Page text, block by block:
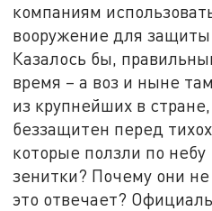
компаниям
вооружение для защиты
Казалось бы,
время – а воз и ныне
из крупнейших в
беззащитен перед
которые ползли по
зенитки? Почему они не
это отвечает?